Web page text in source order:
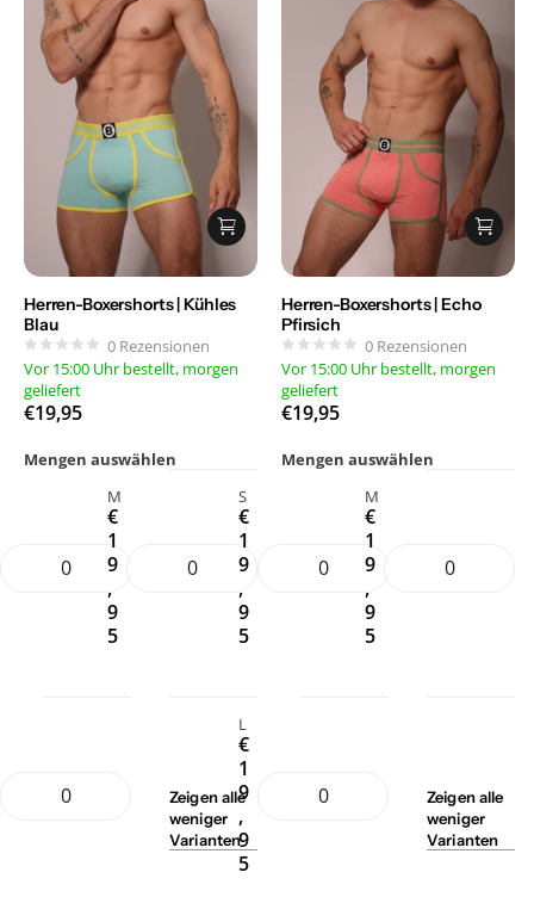
Herren-Boxershorts | Kühles
Blau
0 Rezensionen
Vor 15:00 Uhr bestellt, morgen
geliefert
€19,95
Mengen auswählen
M
€
1
9
,
9
5
Zeigenalle
weniger
Varianten
Herren-Boxershorts | Echo
Pfirsich
0 Rezensionen
Vor 15:00 Uhr bestellt, morgen
geliefert
€19,95
Mengen auswählen
S
€
1
9
,
9
5
M
€
1
9
,
9
5
L
€
1
9
,
9
5
Zeigenalle
weniger
Varianten